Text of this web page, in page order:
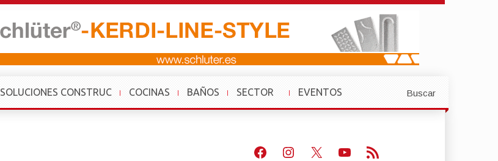
SOLUCIONES CONSTRUC COCINAS BAÑOS
SECTOR
»
EVENTOS
»
Buscar
Facebook
Instagram
X Youtube
Feed RSS